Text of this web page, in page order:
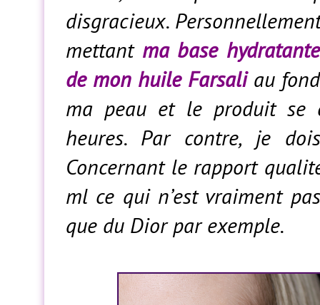
disgracieux.
mettant ma base hydratante
de mon huile Farsaliau
ma peau et le produit se
heures. Par contre, je
Concernant le rapport
ml ce qui n’est vraiment
que du Dior par exemple.